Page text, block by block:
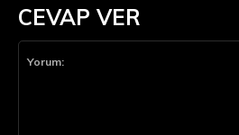
CEVAP VER